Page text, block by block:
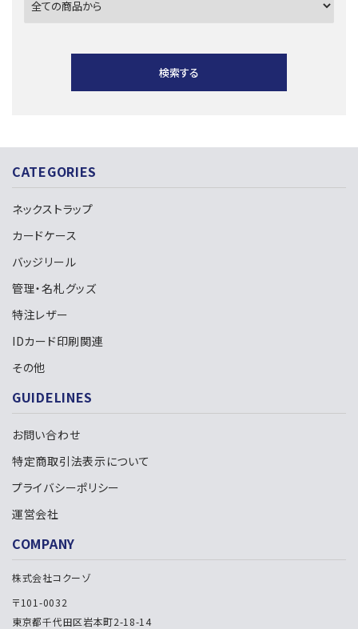
検索する
キーワード
カテゴリー
CATEGORIES
ネックストラップ
カードケース
バッジリール
管理・名札グッズ
特注レザー
IDカード印刷関連
その他
GUIDELINES
お問い合わせ
特定商取引法表示について
プライバシーポリシー
運営会社
COMPANY
株式会社コクーゾ
〒101-0032
東京都千代田区岩本町2-18-14